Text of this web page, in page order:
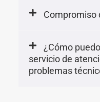
Compromiso
¿Cómo
servicio de
problemas